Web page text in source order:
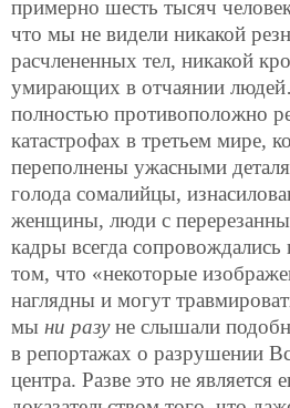
примерно шесть тысяч
что мы не видели никакой
расчлененных тел, никакой
умирающих в отчаянии
полностью противоположно
катастрофах в третьем мире,
переполнены ужасными
голода сомалийцы,
женщины, люди с
кадры всегда
том, что «некоторые
наглядны и могут
мы ни разуне слышали
в репортажах о разрушении
центра. Разве это не является